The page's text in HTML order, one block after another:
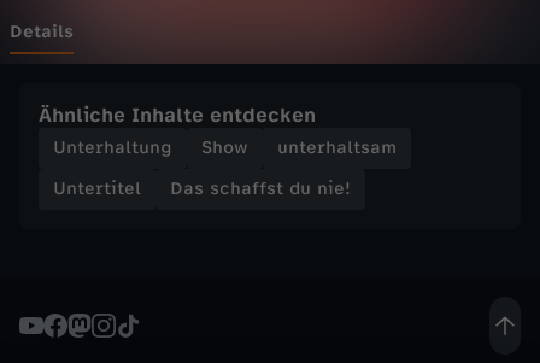
u
i
-
Details
Ähnliche Inhalte entdecken
Unterhaltung Show
unterhaltsam
Untertitel
Das schaffst du nie!